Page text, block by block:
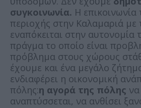
συγκοινωνία. Η επικοινωνία
περιοχής στην Καλαμαριά με
εναπόκειται στην αυτονομία
πράγμα το οποίο είναι
πρόβλημα στους χώρους
έχουμε και ένα μεγάλο
ενδιαφέρει η οικονομική
πόλης:η αγορά της πόλης
αναπτύσσεται, να ανθίσει